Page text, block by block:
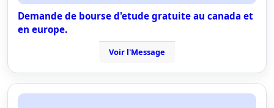
Demande de bourse d'etude gratuite au canada et
en europe.
Voir l'Message